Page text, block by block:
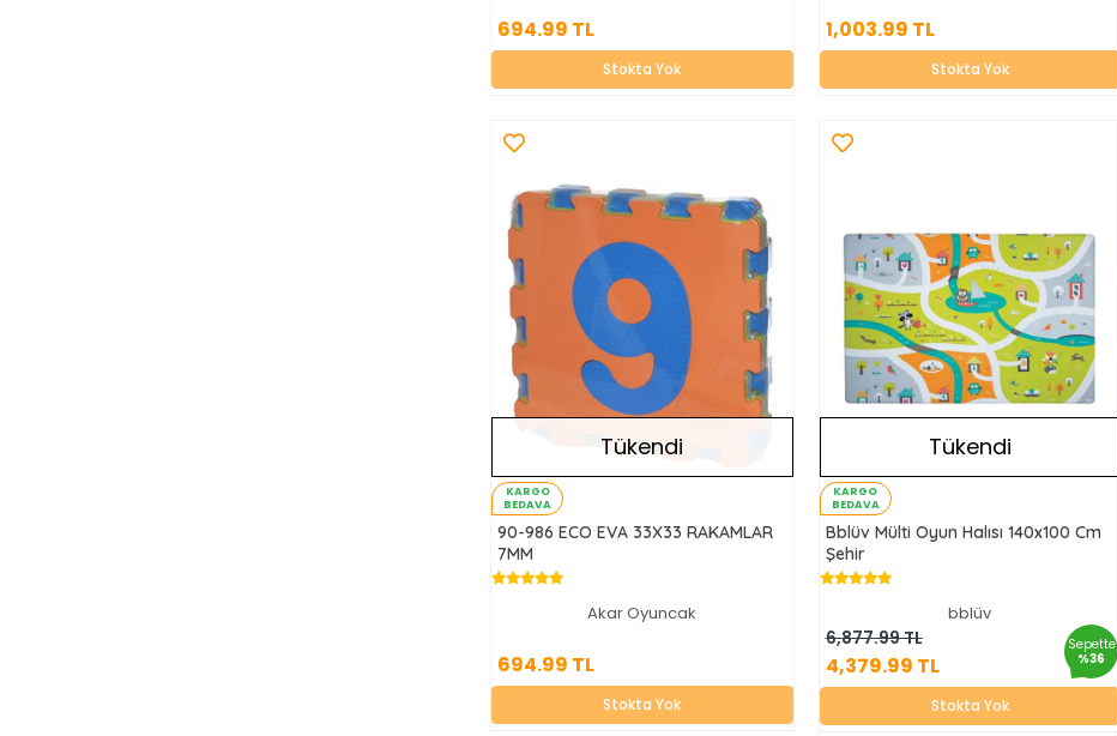
694.99 TL
Stokta Yok
1,003.99 TL
Stokta Yok
KARGO
BEDAVA
Tükendi
90-986 ECO EVA 33X33 RAKAMLAR
7MM
Akar Oyuncak
694.99 TL
Stokta Yok
KARGO
BEDAVA
Tükendi
Bblüv Mülti Oyun Halısı 140x100 Cm
Şehir
bblüv
6,877.99 TL
4,379.99 TL
Sepette
%36
4,379.99 TL
Stokta Yok